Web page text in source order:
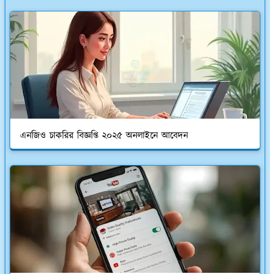
এনজিও চাকরির বিজ্ঞপ্তি ২০২৫ অনলাইনে আবেদন